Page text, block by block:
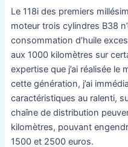
Le 118i des premiers
moteur trois cylindres B38
consommation d’huile
aux 1000 kilomètres sur
expertise que j’ai réalisée
cette génération, j’ai
caractéristiques au ralenti,
chaîne de distribution
kilomètres, pouvant
1500 et 2500 euros.